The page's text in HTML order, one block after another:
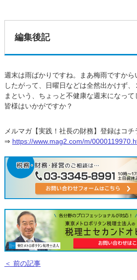
編集後記
週末は雨ばかりですね。まあ梅雨ですから
したがって、日曜日などは全然出かけず
まという、ちょっと不健康な週末になって
皆様はいかがですか？
メルマガ【実践！社長の財務】登録はコチ
⇒ https://www.mag2.com/m/
＜ 前の記事